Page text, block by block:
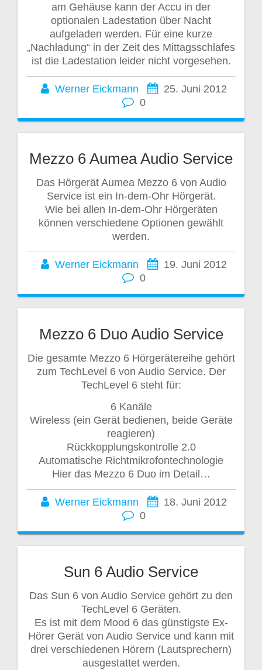
am Gehäuse kann der Accu in der
optionalen Ladestation über Nacht
aufgeladen werden. Für eine kurze
„Nachladung“ in der Zeit des Mittagsschlafes
ist die Ladestation leider nicht vorgesehen.
Werner Eickmann
25. Juni 2012
0
Mezzo 6 Aumea Audio Service
Das Hörgerät Aumea Mezzo 6 von Audio
Service ist ein In-dem-Ohr Hörgerät.
Wie bei allen In-dem-Ohr Hörgeräten
können verschiedene Optionen gewählt
werden.
Werner Eickmann
19. Juni 2012
0
Mezzo 6 Duo Audio Service
Die gesamte Mezzo 6 Hörgerätereihe gehört
zum TechLevel 6 von Audio Service. Der
TechLevel 6 steht für:
6 Kanäle
Wireless (ein Gerät bedienen, beide Geräte
reagieren)
Rückkopplungskontrolle 2.0
Automatische Richtmikrofontechnologie
Hier das Mezzo 6 Duo im Detail…
Werner Eickmann
18. Juni 2012
0
Sun 6 Audio Service
Das Sun 6 von Audio Service gehört zu den
TechLevel 6 Geräten.
Es ist mit dem Mood 6 das günstigste Ex-
Hörer Gerät von Audio Service und kann mit
drei verschiedenen Hörern (Lautsprechern)
ausgestattet werden.